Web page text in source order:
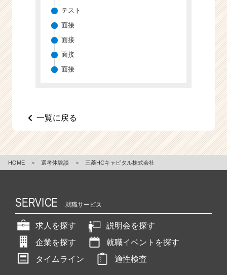
テスト
面接
面接
面接
面接
一覧に戻る
HOME ＞ 選考体験談 ＞ 三菱HCキャピタル株式会社
SERVICE 就職サービス
求人を探す
説明会を探す
企業を探す
就職イベントを探す
タイムライン
適性検査